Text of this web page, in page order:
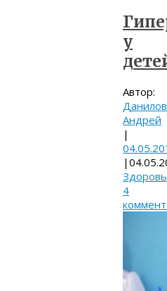
у
Автор:
Данилов
Андрей
|
|
4